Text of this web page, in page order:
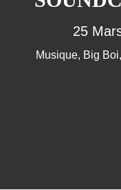
25
Musique, Big Boi,